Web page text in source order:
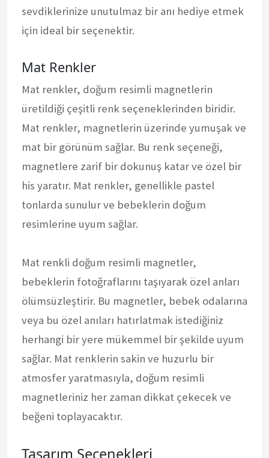
sevdiklerinize unutulmaz bir anı hediye etmek
için ideal bir seçenektir.
Mat Renkler
Mat renkler, doğum resimli magnetlerin
üretildiği çeşitli renk seçeneklerinden biridir.
Mat renkler, magnetlerin üzerinde yumuşak ve
mat bir görünüm sağlar. Bu renk seçeneği,
magnetlere zarif bir dokunuş katar ve özel bir
his yaratır. Mat renkler, genellikle pastel
tonlarda sunulur ve bebeklerin doğum
resimlerine uyum sağlar.
Mat renkli doğum resimli magnetler,
bebeklerin fotoğraflarını taşıyarak özel anları
ölümsüzleştirir. Bu magnetler, bebek odalarına
veya bu özel anıları hatırlatmak istediğiniz
herhangi bir yere mükemmel bir şekilde uyum
sağlar. Mat renklerin sakin ve huzurlu bir
atmosfer yaratmasıyla, doğum resimli
magnetleriniz her zaman dikkat çekecek ve
beğeni toplayacaktır.
Tasarım Seçenekleri